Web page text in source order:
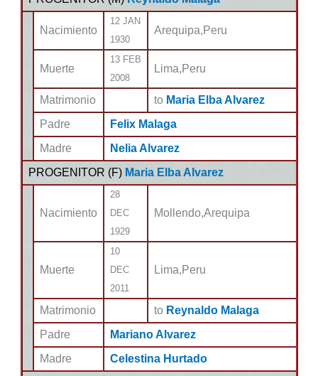
Nacimiento
12 JAN
1930
Arequipa,Peru
Muerte
13 FEB
2008
Lima,Peru
Matrimonio to Maria Elba Alvarez
Padre
Felix Malaga
Madre
Nelia Alvarez
PROGENITOR (F) Maria Elba Alvarez
Nacimiento
28
DEC
1929
Mollendo,Arequipa
Muerte
10
DEC
2011
Lima,Peru
Matrimonio to Reynaldo Malaga
Padre
Mariano Alvarez
Madre
Celestina Hurtado